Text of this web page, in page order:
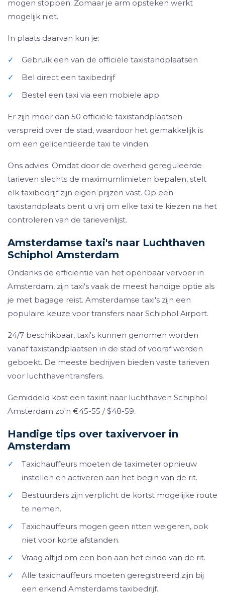
mogen stoppen. Zomaar je arm opsteken werkt
mogelijk niet.
In plaats daarvan kun je:
✓
Gebruik een van de officiële taxistandplaatsen
✓
Bel direct een taxibedrijf
✓
Bestel een taxi via een mobiele app
Er zijn meer dan 50 officiële taxistandplaatsen
verspreid over de stad, waardoor het gemakkelijk is
om een ​​gelicentieerde taxi te vinden.
Ons advies: Omdat door de overheid gereguleerde
tarieven slechts de maximumlimieten bepalen, stelt
elk taxibedrijf zijn eigen prijzen vast. Op een
taxistandplaats bent u vrij om elke taxi te kiezen na het
controleren van de tarievenlijst.
Amsterdamse taxi's naar Luchthaven
Schiphol Amsterdam
Ondanks de efficiëntie van het openbaar vervoer in
Amsterdam, zijn taxi's vaak de meest handige optie als
je met bagage reist. Amsterdamse taxi's zijn een
populaire keuze voor transfers naar Schiphol Airport.
24/7 beschikbaar, taxi's kunnen genomen worden
vanaf taxistandplaatsen in de stad of vooraf worden
geboekt. De meeste bedrijven bieden vaste tarieven
voor luchthaventransfers.
Gemiddeld kost een taxirit naar luchthaven Schiphol
Amsterdam zo'n €45-55 / $48-59.
Handige tips over taxivervoer in
Amsterdam
✓
Taxichauffeurs moeten de taximeter opnieuw
instellen en activeren aan het begin van de rit.
✓
Bestuurders zijn verplicht de kortst mogelijke route
te nemen.
✓
Taxichauffeurs mogen geen ritten weigeren, ook
niet voor korte afstanden.
✓
Vraag altijd om een bon aan het einde van de rit.
✓
Alle taxichauffeurs moeten geregistreerd zijn bij
een erkend Amsterdams taxibedrijf.